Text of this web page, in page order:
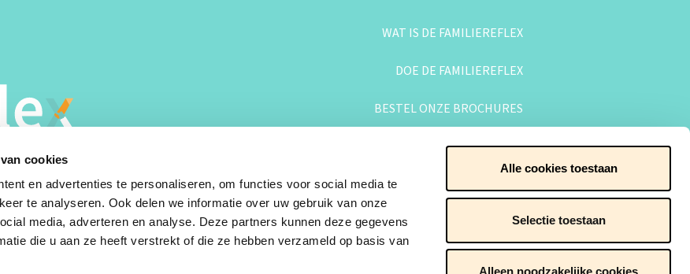
cookies
en advertenties te personaliseren, om functies voor social media te
te analyseren. Ook delen we informatie over uw gebruik van onze
media, adverteren en analyse. Deze partners kunnen deze gegevens
die u aan ze heeft verstrekt of die ze hebben verzameld op basis van
Alle cookies toestaan
Selectie toestaan
Alleen noodzakelijke cookies
WAT IS DE FAMILIEREFLEX
DOE DE FAMILIEREFLEX
BESTEL ONZE BROCHURES
CONTACT